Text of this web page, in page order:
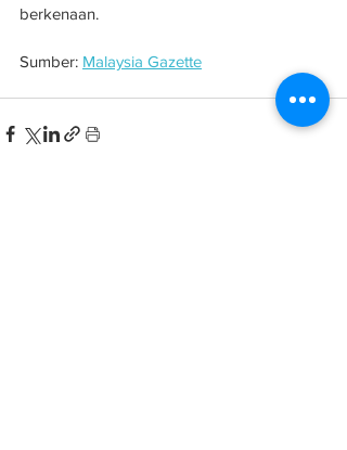
berkenaan.
Sumber: Malaysia Gazette